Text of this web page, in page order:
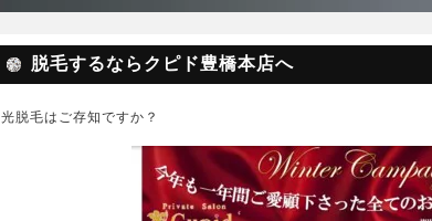
脱毛するならクピド豊橋本店へ
光脱毛はご存知ですか？